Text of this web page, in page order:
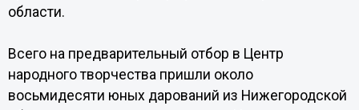
области.
Всего на предварительный отбор в Центр
народного творчества пришли около
восьмидесяти юных дарований из Нижегородской